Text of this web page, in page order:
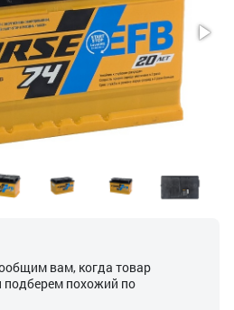
вам, когда товар
подберем похожий по